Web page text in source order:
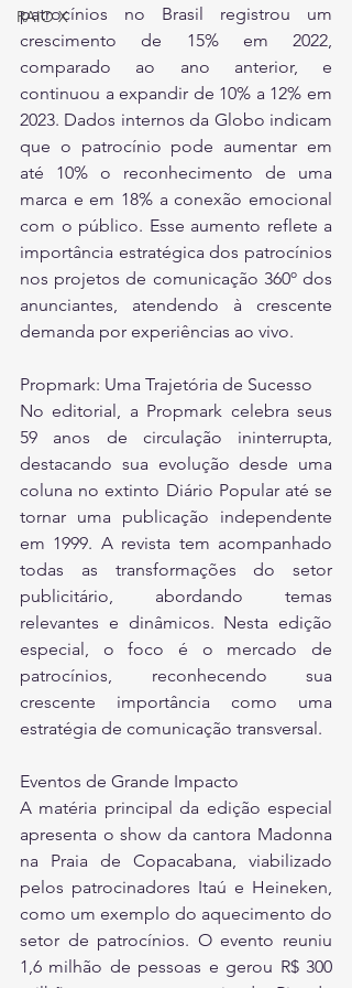
RAIO X
patrocínios no Brasil registrou um
crescimento de 15% em 2022,
comparado ao ano anterior, e
continuou a expandir de 10% a 12% em
2023. Dados internos da Globo indicam
que o patrocínio pode aumentar em
até 10% o reconhecimento de uma
marca e em 18% a conexão emocional
com o público. Esse aumento reflete a
importância estratégica dos patrocínios
nos projetos de comunicação 360º dos
anunciantes, atendendo à crescente
demanda por experiências ao vivo.
Propmark: Uma Trajetória de Sucesso
No editorial, a Propmark celebra seus
59 anos de circulação ininterrupta,
destacando sua evolução desde uma
coluna no extinto Diário Popular até se
tornar uma publicação independente
em 1999. A revista tem acompanhado
todas as transformações do setor
publicitário, abordando temas
relevantes e dinâmicos. Nesta edição
especial, o foco é o mercado de
patrocínios, reconhecendo sua
crescente importância como uma
estratégia de comunicação transversal.
Eventos de Grande Impacto
A matéria principal da edição especial
apresenta o show da cantora Madonna
na Praia de Copacabana, viabilizado
pelos patrocinadores Itaú e Heineken,
como um exemplo do aquecimento do
setor de patrocínios. O evento reuniu
1,6 milhão de pessoas e gerou R$ 300